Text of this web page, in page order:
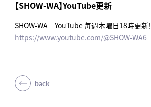
【SHOW-WA】YouTube更新
SHOW-WA YouTube 毎週木曜日18時更新！
https://www.youtube.com/@SHOW-WA6
back